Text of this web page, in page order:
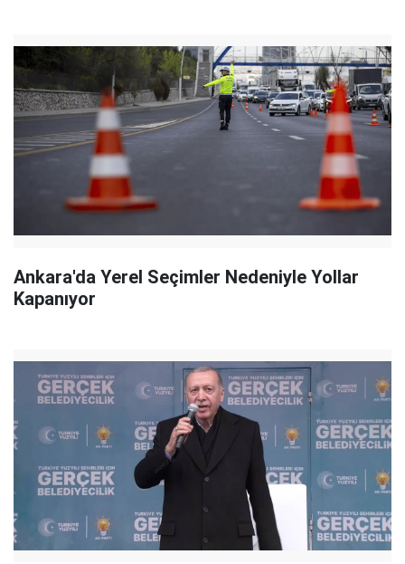
Ankara'da Yerel Seçimler Nedeniyle Yollar
Kapanıyor